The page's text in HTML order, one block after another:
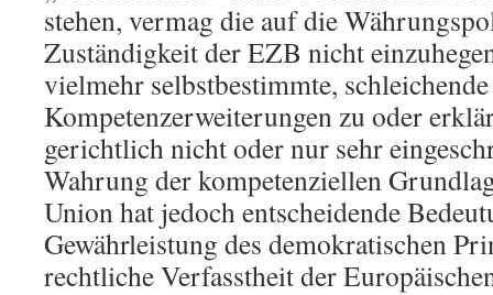
stehen, vermag die auf die
Zuständigkeit der EZB nicht
vielmehr selbstbestimmte, schleichende
Kompetenzerweiterungen zu oder
gerichtlich nicht oder nur sehr
Wahrung der kompetenziellen
Union hat jedoch entscheidende
Gewährleistung des demokratischen
rechtliche Verfasstheit der